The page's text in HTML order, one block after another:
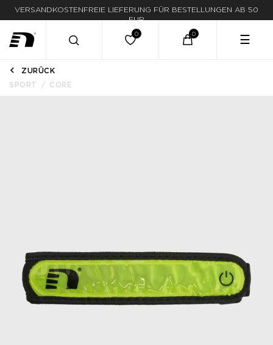
VERSANDKOSTENFREIE LIEFERUNG FÜR BESTELLUNGEN AB 50
EUR
☰
ZURÜCK
SPORT
CORE